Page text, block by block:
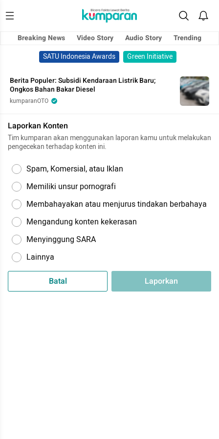
Breaking News Video Story Audio Story
Trending
SATU Indonesia Awards
Green Initiative
Berita Populer: Subsidi Kendaraan Listrik Baru;
Ongkos Bahan Bakar Diesel
kumparanOTO
Laporkan Konten
Tim kumparan akan menggunakan laporan kamu untuk melakukan
pengecekan terhadap konten ini.
Spam, Komersial, atau Iklan
Memiliki unsur pornografi
Membahayakan atau menjurus tindakan berbahaya
Mengandung konten kekerasan
Menyinggung SARA
Lainnya
Batal Laporkan